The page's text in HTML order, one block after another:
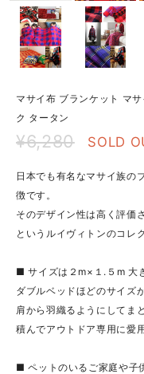
マサイ布 ブランケット マ
ク タータン
¥6,280 SOLD
日本でも有名なマサイ族の
徴です。
そのデザイン性は高く評価
というルイヴィトンのコレ
■ サイズは２m×１.５m 大
ダブルベッドほどのサイズ
肩から羽織るようにしてま
積んでアウトドア専用に愛
■ ペットのいるご家庭や子